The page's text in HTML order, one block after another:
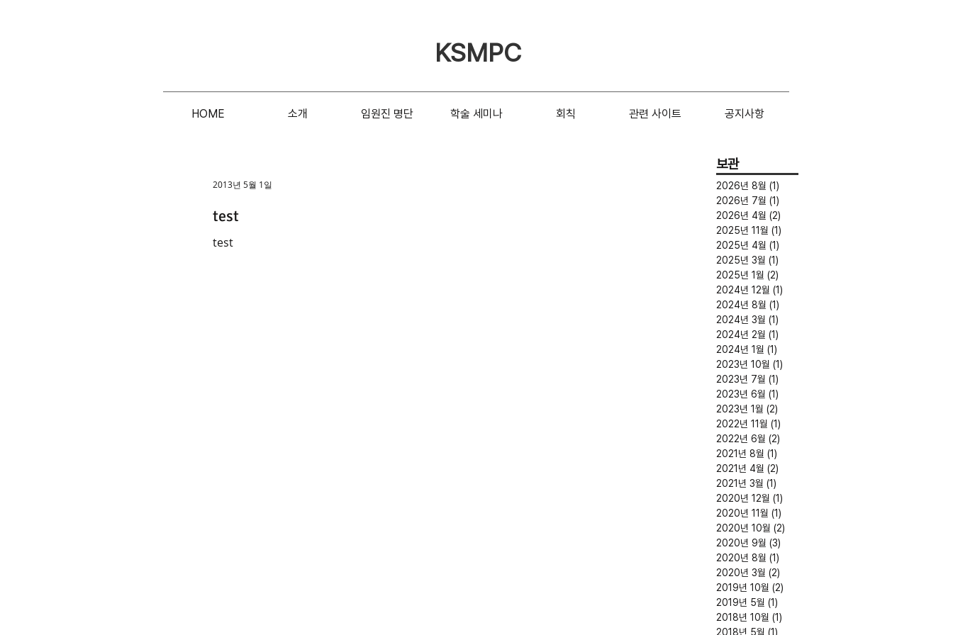
KSMPC
HOME 소개 임원진 명단 학술 세미나 회칙 관련 사이트 공지사항
test
test
2013년 5월 1일
보관
2026년 8월 (1)
2026년 7월 (1)
2026년 4월 (2)
2025년 11월 (1)
2025년 4월 (1)
2025년 3월 (1)
2025년 1월 (2)
2024년 12월 (1)
2024년 8월 (1)
2024년 3월 (1)
2024년 2월 (1)
2024년 1월 (1)
2023년 10월 (1)
2023년 7월 (1)
2023년 6월 (1)
2023년 1월 (2)
2022년 11월 (1)
2022년 6월 (2)
2021년 8월 (1)
2021년 4월 (2)
2021년 3월 (1)
2020년 12월 (1)
2020년 11월 (1)
2020년 10월 (2)
2020년 9월 (3)
2020년 8월 (1)
2020년 3월 (2)
2019년 10월 (2)
2019년 5월 (1)
2018년 10월 (1)
2018년 5월 (1)